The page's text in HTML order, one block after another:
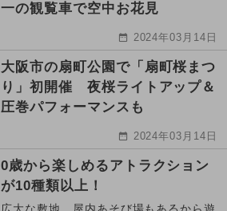
一の観覧車で空中お花見
2024年03月14日
大阪市の扇町公園で「扇町桜まつ
り」初開催 夜桜ライトアップ＆
圧巻パフォーマンスも
2024年03月14日
0歳から楽しめるアトラクション
が10種類以上！